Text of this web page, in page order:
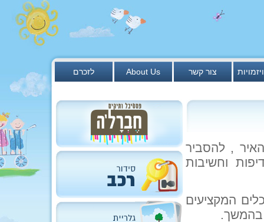
לזכרם About Us צור קשר
, להסביר
וחשיבות
המקציעים
בהמשך.